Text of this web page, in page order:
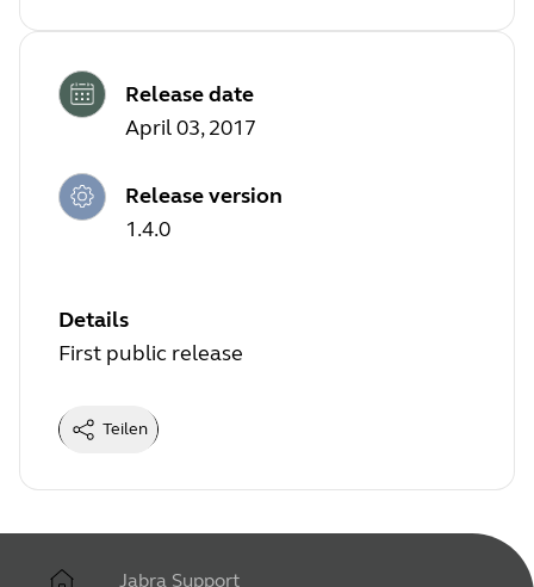
Release date
April 03, 2017
Release version
1.4.0
Details
First public release
Teilen
Jabra Support